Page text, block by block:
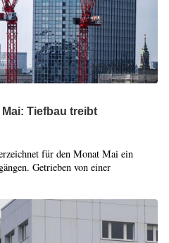
Tiefbau treibt
für den Monat Mai ein
Getrieben von einer